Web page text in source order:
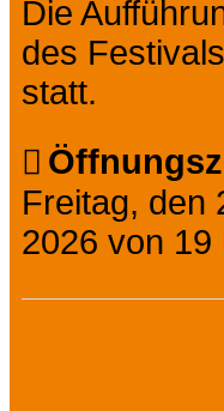
Die
des
statt.
Freitag, den
2026 von 19